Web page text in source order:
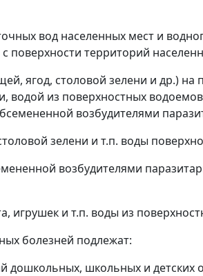
вод населенных мест и
поверхности территорий
ягод, столовой зелени и др.)
водой из поверхностных
возбудителями
зелени и т.п. воды
возбудителями
игрушек и т.п. воды из
болезней подлежат:
дошкольных, школьных и детских